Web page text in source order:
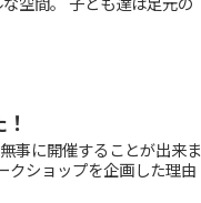
事に開催することが出来ま
クショップを企画した理由